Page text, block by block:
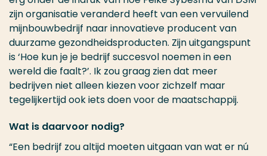
zijn organisatie veranderd heeft van een vervuilend
mijnbouwbedrijf naar innovatieve producent van
duurzame gezondheidsproducten. Zijn uitgangspunt
is ‘Hoe kun je je bedrijf succesvol noemen in een
wereld die faalt?’. Ik zou graag zien dat meer
bedrijven niet alleen kiezen voor zichzelf maar
tegelijkertijd ook iets doen voor de maatschappij.
Wat is daarvoor nodig?
“Een bedrijf zou altijd moeten uitgaan van wat er nú